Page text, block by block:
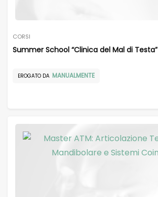
CORSI
Summer School “Clinica del Mal di Testa”
EROGATO DA MANUALMENTE